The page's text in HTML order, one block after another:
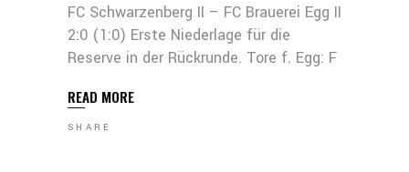
FC Schwarzenberg II – FC Brauerei Egg II
2:0 (1:0) Erste Niederlage für die
Reserve in der Rückrunde. Tore f. Egg: F
READ MORE
SHARE